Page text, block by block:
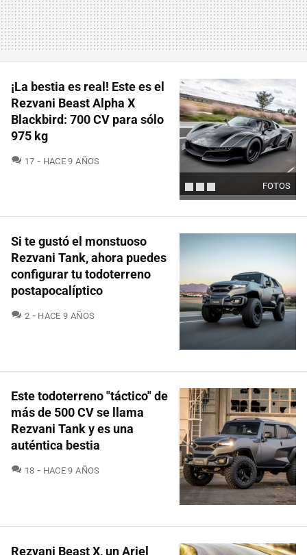
FOTOS
¡La bestia es real! Este es el
Rezvani Beast Alpha X
Blackbird: 700 CV para sólo
975 kg
17 COMENTARIOS
HACE 9 AÑOS
Si te gustó el monstuoso
Rezvani Tank, ahora puedes
configurar tu todoterreno
postapocalíptico
2 COMENTARIOS
HACE 9 AÑOS
Este todoterreno "táctico" de
más de 500 CV se llama
Rezvani Tank y es una
auténtica bestia
18 COMENTARIOS
HACE 9 AÑOS
Rezvani Beast X, un Ariel